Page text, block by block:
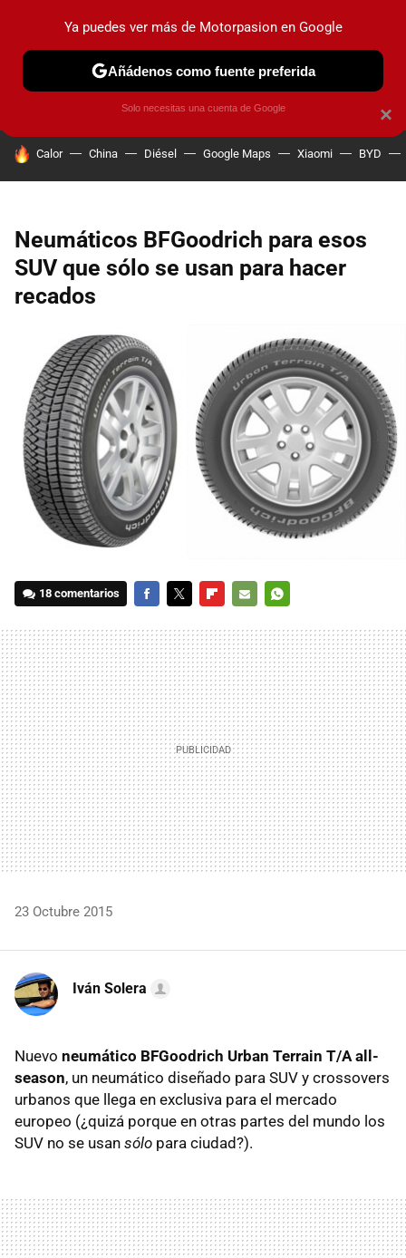
PRUEBAS COCHES ELÉCTRICOS OBSERVATORIO
HOY SE HABLA DE
Calor China Diésel Google Maps Xiaomi BYD
Neumáticos BFGoodrich para esos
SUV que sólo se usan para hacer
recados
18 comentarios
MAIL
23 Octubre 2015
Iván Solera
Nuevo neumático BFGoodrich Urban Terrain T/A all-
season, un neumático diseñado para SUV y crossovers
urbanos que llega en exclusiva para el mercado
europeo (¿quizá porque en otras partes del mundo los
SUV no se usan sólo para ciudad?).
×
Ya puedes ver más de Motorpasion en Google
Añádenos como fuente preferida
Solo necesitas una cuenta de Google